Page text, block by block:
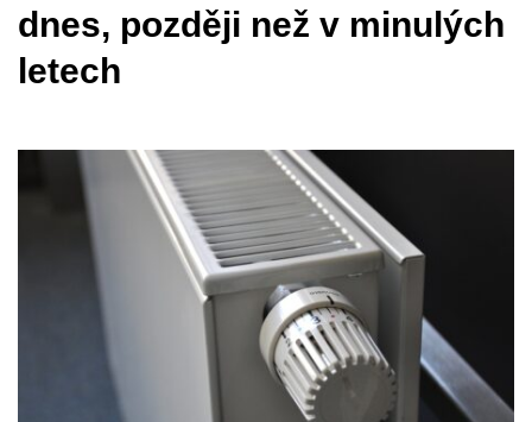
dnes, později než v minulých
letech